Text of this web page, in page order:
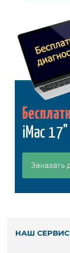
iMac 17"
Заказать
НАШ